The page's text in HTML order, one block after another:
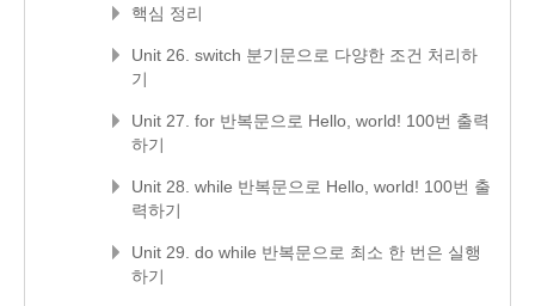
핵심 정리
Unit 26. switch 분기문으로 다양한 조건 처리하
기
Unit 27. for 반복문으로 Hello, world! 100번 출력
하기
Unit 28. while 반복문으로 Hello, world! 100번 출
력하기
Unit 29. do while 반복문으로 최소 한 번은 실행
하기